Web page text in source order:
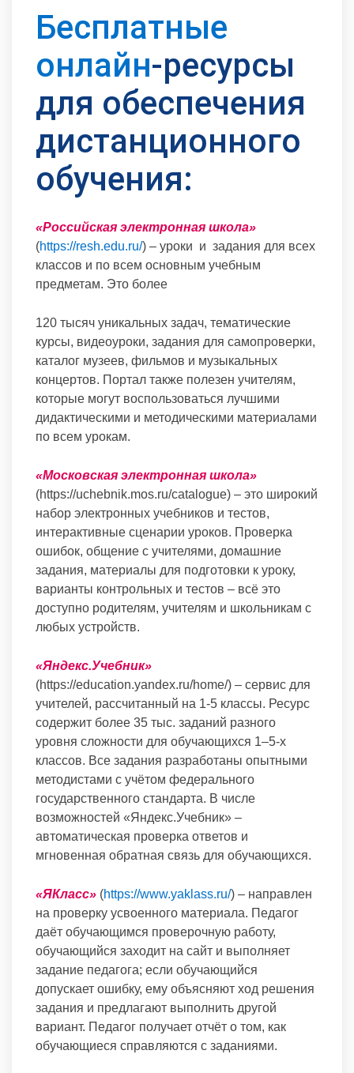
Бесплатные
онлайн-ресурсы
для обеспечения
дистанционного
обучения:
«Российская электронная школа»
(https://resh.edu.ru/) – уроки и задания для всех
классов и по всем основным учебным
предметам. Это более
120 тысяч уникальных задач, тематические
курсы, видеоуроки, задания для самопроверки,
каталог музеев, фильмов и музыкальных
концертов. Портал также полезен учителям,
которые могут воспользоваться лучшими
дидактическими и методическими материалами
по всем урокам.
«Московская электронная школа»
(https://uchebnik.mos.ru/catalogue) – это широкий
набор электронных учебников и тестов,
интерактивные сценарии уроков. Проверка
ошибок, общение с учителями, домашние
задания, материалы для подготовки к уроку,
варианты контрольных и тестов – всё это
доступно родителям, учителям и школьникам с
любых устройств.
«Яндекс.Учебник»
(https://education.yandex.ru/home/) – сервис для
учителей, рассчитанный на 1-5 классы. Ресурс
содержит более 35 тыс. заданий разного
уровня сложности для обучающихся 1–5-х
классов. Все задания разработаны опытными
методистами с учётом федерального
государственного стандарта. В числе
возможностей «Яндекс.Учебник» –
автоматическая проверка ответов и
мгновенная обратная связь для обучающихся.
«ЯКласс» (https://www.yaklass.ru/) – направлен
на проверку усвоенного материала. Педагог
даёт обучающимся проверочную работу,
обучающийся заходит на сайт и выполняет
задание педагога; если обучающийся
допускает ошибку, ему объясняют ход решения
задания и предлагают выполнить другой
вариант. Педагог получает отчёт о том, как
обучающиеся справляются с заданиями.